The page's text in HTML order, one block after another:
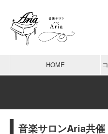
HOME
音楽サロンAria共